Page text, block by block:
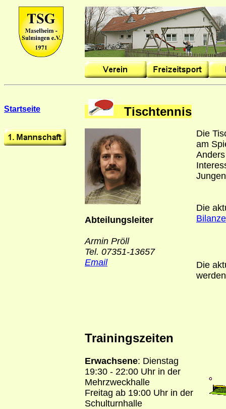
Startseite Tischtennis
Abteilungsleiter
Armin Pröll
Tel. 07351-13657
Email
Die
am
Die
Die
werden
Trainingszeiten
Erwachsene: Dienstag
19:30 - 22:00 Uhr in der
Mehrzweckhalle
Freitag ab 19:00 Uhr in der
Schulturnhalle